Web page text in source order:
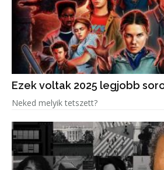
Ezek voltak 2025 legjobb
Neked melyik tetszett?